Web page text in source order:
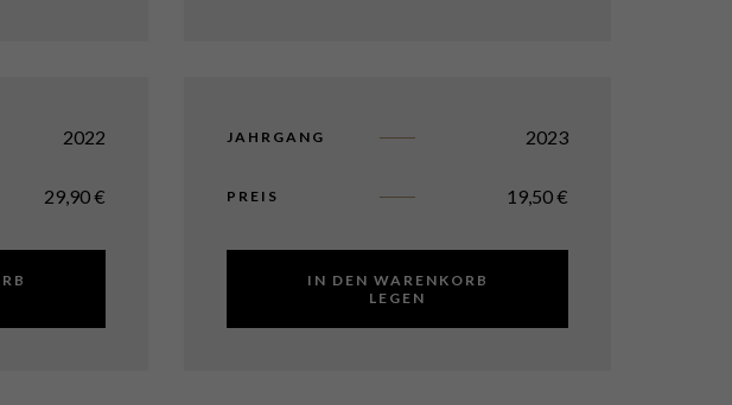
2022
29,90€
JAHRGANG 2023
PREIS 19,50€
IN DEN WARENKORB
LEGEN